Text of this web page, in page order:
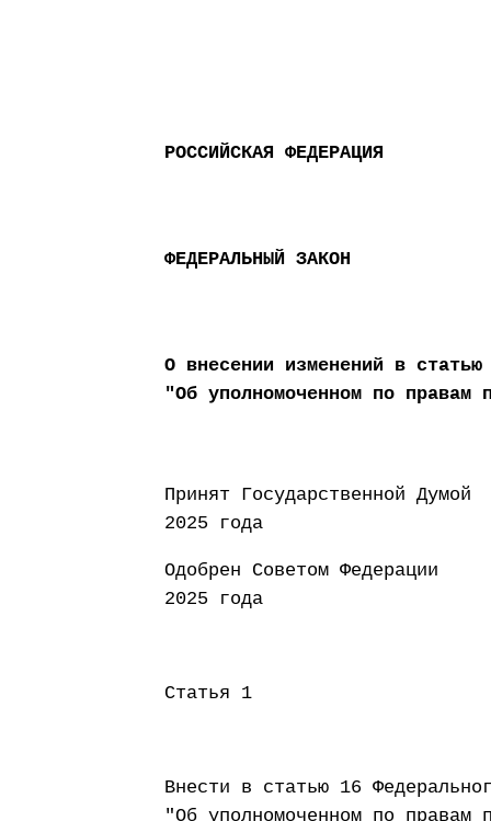
РОССИЙСКАЯ ФЕДЕРАЦИЯ
ФЕДЕРАЛЬНЫЙ ЗАКОН
О внесении изменений в
"Об уполномоченном по правам
Принят
2025 года
Одобрен
2025 года
Статья 1
Внести в статью 16
"Об уполномоченном по правам